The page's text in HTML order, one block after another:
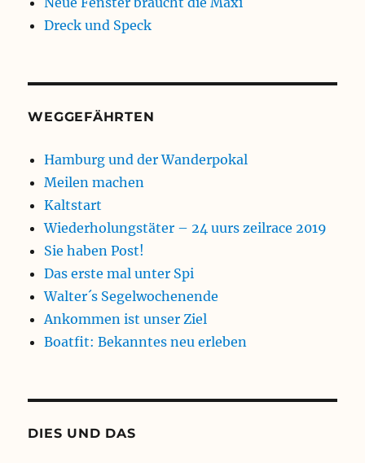
Dreck und Speck
WEGGEFÄHRTEN
Hamburg und der Wanderpokal
Meilen machen
Kaltstart
Wiederholungstäter – 24 uurs zeilrace 2019
Sie haben Post!
Das erste mal unter Spi
Walter´s Segelwochenende
Ankommen ist unser Ziel
Boatfit: Bekanntes neu erleben
DIES UND DAS